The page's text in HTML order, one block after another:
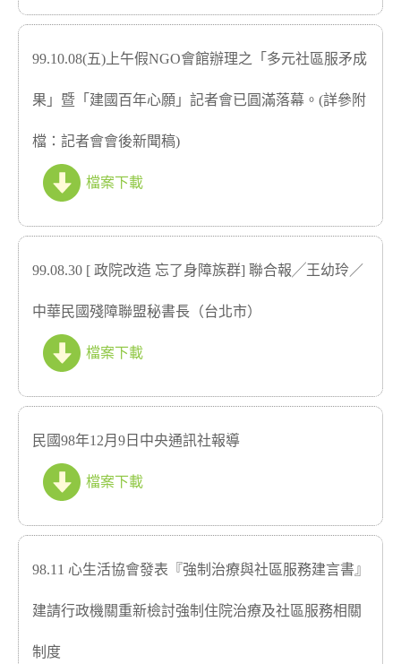
99.10.08(五)上午假NGO會館辦理之「多元社區服矛成
果」暨「建國百年心願」記者會已圓滿落幕。(詳參附
檔：記者會會後新聞稿)
檔案下載
99.08.30 [ 政院改造 忘了身障族群] 聯合報╱王幼玲／
中華民國殘障聯盟秘書長（台北市）
檔案下載
民國98年12月9日中央通訊社報導
檔案下載
98.11 心生活協會發表『強制治療與社區服務建言書』
建請行政機關重新檢討強制住院治療及社區服務相關
制度